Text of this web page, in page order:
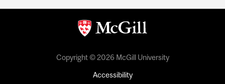
Copyright © 2026 McGill University
Accessibility